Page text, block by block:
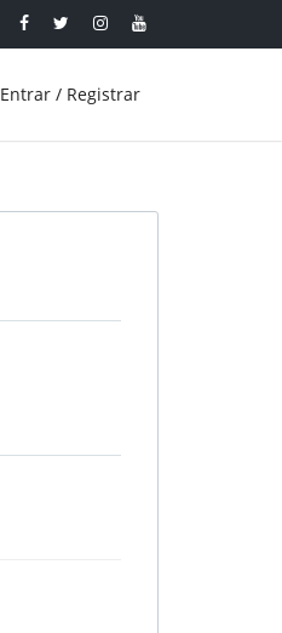
Entrar / Registrar